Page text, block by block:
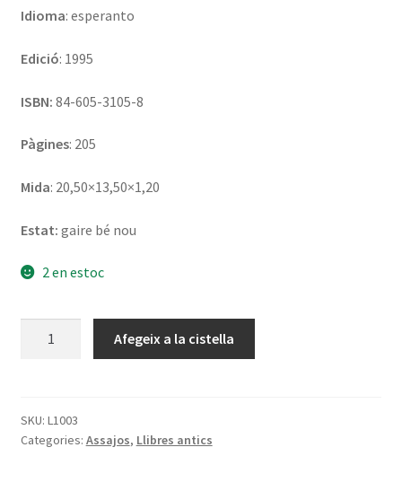
Idioma: esperanto
Edició: 1995
ISBN: 84-605-3105-8
Pàgines: 205
Mida: 20,50×13,50×1,20
Estat: gaire bé nou
2 en estoc
universala
civilizacio
Afegeix a la cistella
SKU: L1003
Categories: Assajos, Llibres antics